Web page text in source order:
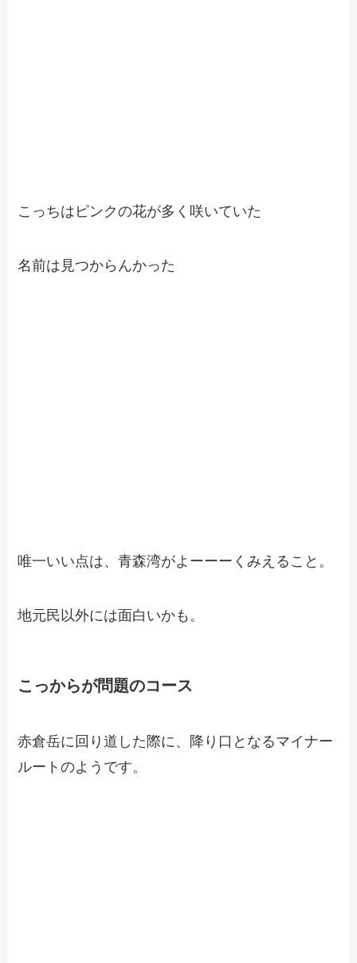
こっちはピンクの花が多く咲いていた
名前は見つからんかった
唯一いい点は、青森湾がよーーーくみえること。
地元民以外には面白いかも。
こっからが問題のコース
赤倉岳に回り道した際に、降り口となるマイナー
ルートのようです。